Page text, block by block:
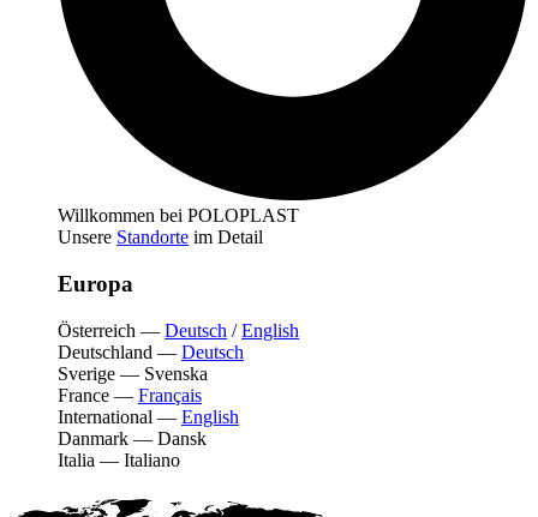
Willkommen bei POLOPLAST
Unsere Standorte im Detail
Europa
Österreich — Deutsch /English
Deutschland — Deutsch
Sverige — Svenska
France — Français
International — English
Danmark — Dansk
Italia — Italiano